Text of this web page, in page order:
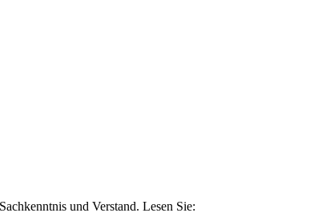
und Verstand. Lesen Sie: